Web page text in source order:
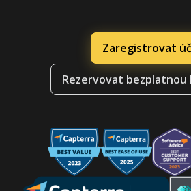
Zaregistrovat
Rezervovat bezplatnou